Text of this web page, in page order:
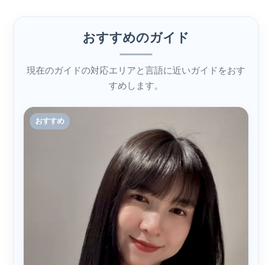
おすすめのガイド
現在のガイドの対応エリアと言語に近いガイドをおす
すめします。
おすすめ